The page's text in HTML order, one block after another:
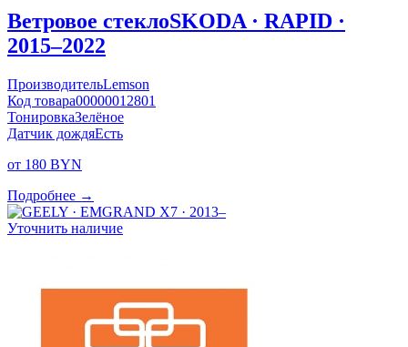
Ветровое стеклоSKODA · RAPID ·
2015–2022
ПроизводительLemson
Код товара00000012801
ТонировкаЗелёное
Датчик дождяЕсть
от 180 BYN
Подробнее →
Уточнить наличие